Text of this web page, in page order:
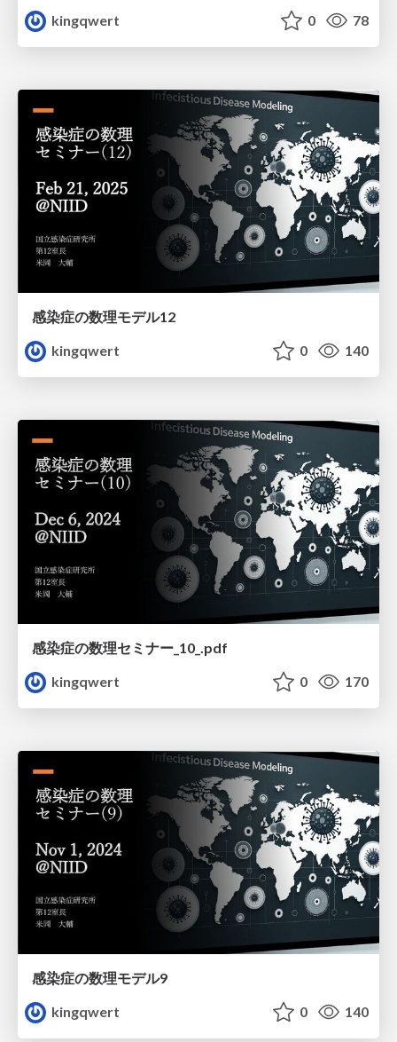
kingqwert
0 78
感染症の数理モデル12
kingqwert
0 140
感染症の数理セミナー_10_.pdf
kingqwert
0 170
感染症の数理モデル9
kingqwert
0 140